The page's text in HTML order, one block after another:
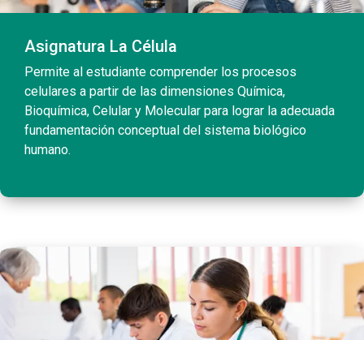
Asignatura La Célula
Permite al estudiante comprender los procesos
celulares a partir de las dimensiones Química,
Bioquímica, Celular y Molecular para lograr la adecuada
fundamentación conceptual del sistema biológico
humano.